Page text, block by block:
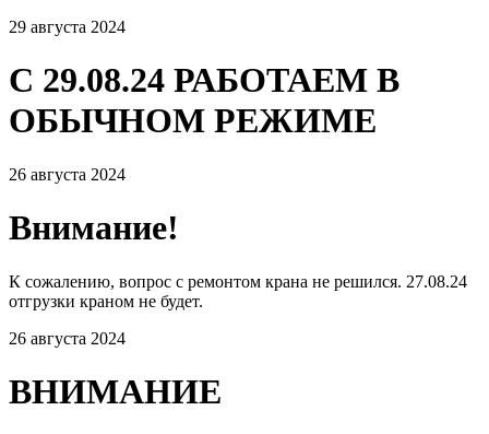
29 августа 2024
С 29.08.24 РАБОТАЕМ В
ОБЫЧНОМ РЕЖИМЕ
26 августа 2024
Внимание!
К сожалению, вопрос с ремонтом крана не решился. 27.08.24
отгрузки краном не будет.
26 августа 2024
ВНИМАНИЕ